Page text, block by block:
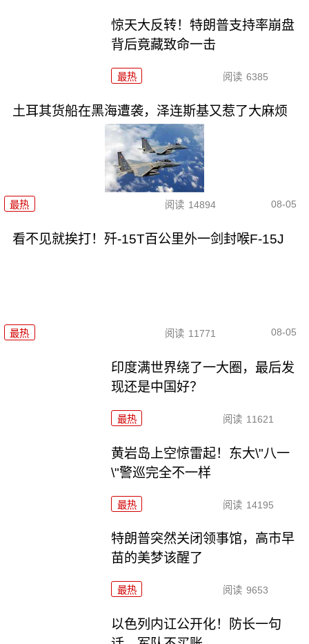
惊天大反转！特朗普支持率崩盘
背后竟藏致命一击
最热 阅读 6385
土耳其货船在黑海遭袭，泽连斯基又惹了大麻烦
最热 阅读 14894 08-05
看不见就挨打！歼-15T百公里外一剑封喉F-15J
最热 阅读 11771 08-05
印度满世界绕了一大圈，最后发
现还是中国好？
最热 阅读 11621
黄岩岛上空惊雷起！东大\"八一
\"警巡完全不一样
最热 阅读 14195
特朗普突然关闭领事馆，高市早
苗的美梦该醒了
最热 阅读 9653
以色列内讧公开化！防长一句